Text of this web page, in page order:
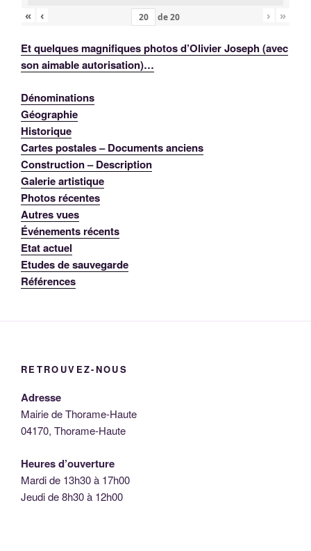
«
‹ de20 › »
Et quelques magnifiques photos d’Olivier Joseph (avec
son aimable autorisation)…
Dénominations
Géographie
Historique
Cartes postales – Documents anciens
Construction – Description
Galerie artistique
Photos récentes
Autres vues
Événements récents
Etat actuel
Etudes de sauvegarde
Références
RETROUVEZ-NOUS
Adresse
Mairie de Thorame-Haute
04170, Thorame-Haute
Heures d’ouverture
Mardi de 13h30 à 17h00
Jeudi de 8h30 à 12h00